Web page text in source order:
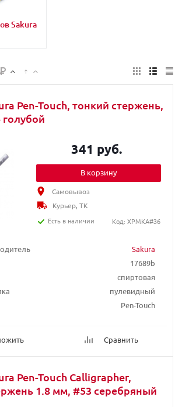
Sakura
Pen-Touch, тонкий стержень,
Sakura
17689b
спиртовая
пулевидный
Pen-Touch
Сравнить
341 руб.
В корзину
Самовывоз
Курьер, ТК
Есть в наличии
Код: XPMKA#36
Pen-Touch Calligrapher,
1.8 мм, #53 серебряный